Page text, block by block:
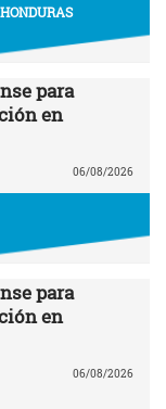
para
en
06/08/2026
para
en
06/08/2026